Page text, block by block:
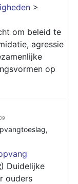
>
om beleid te
agressie
op
,
) Duidelijke
ouders